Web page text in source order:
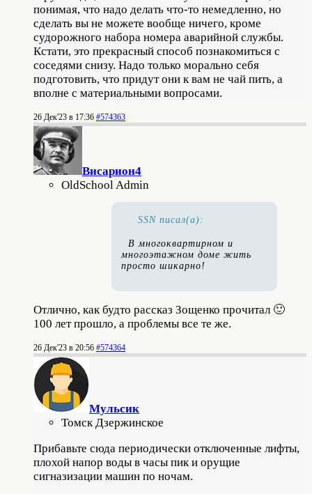
понимая, что надо делать что-то немедленно, но
сделать вы не можете вообще ничего, кроме
судорожного набора номера аварийной службы.
Кстати, это прекрасный способ познакомиться с
соседями снизу. Надо только морально себя
подготовить, что придут они к вам не чай пить, а
вполне с материальными вопросами.
26 Дек'23 в 17:36 #574363
Висариoн4
OldSchool Admin
SSN писал(а):
В многоквартирном и
многоэтажном доме жить
просто шикарно!
Отлично, как будто рассказ Зощенко прочитал 🙂
100 лет прошло, а проблемы все те же.
26 Дек'23 в 20:56 #574364
Мульсик
Томск Дзержинское
Прибавьте сюда периодически отключенные лифты,
плохой напор воды в часы пик и орущие
сигназизации машин по ночам.